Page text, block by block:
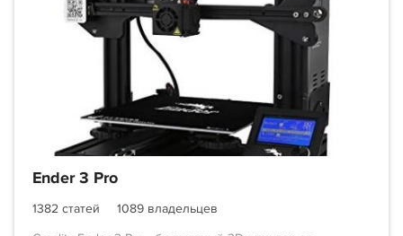
Ender 3 Pro
1382 статей
1089 владельцев